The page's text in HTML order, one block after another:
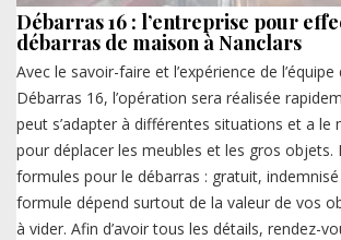
Débarras 16 : l’entreprise pour
débarras de maison à Nanclars
Avec le savoir-faire et l’expérience de l’équipe
Débarras 16, l’opération sera réalisée
peut s’adapter à différentes situations et a le
pour déplacer les meubles et les gros objets.
formules pour le débarras : gratuit,
formule dépend surtout de la valeur de vos
à vider. Afin d’avoir tous les détails, rendez-